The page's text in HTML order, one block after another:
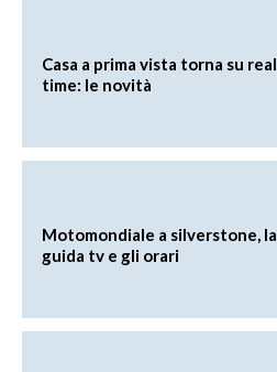
Casa a prima vista torna su real
time: le novità
Motomondiale a silverstone, la
guida tv e gli orari